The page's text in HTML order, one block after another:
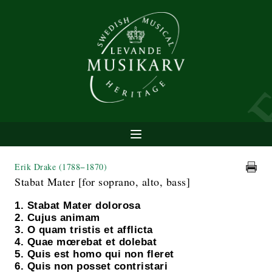
Erik Drake (1788−1870)
Stabat Mater [for soprano, alto, bass]
1. Stabat Mater dolorosa
2. Cujus animam
3. O quam tristis et afflicta
4. Quae mœrebat et dolebat
5. Quis est homo qui non fleret
6. Quis non posset contristari